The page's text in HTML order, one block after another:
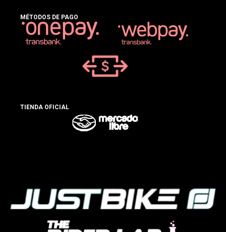
MÉTODOS DE PAGO
TIENDA OFICIAL